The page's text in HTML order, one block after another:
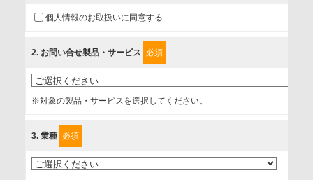
に取扱い、これらで定める範囲内で、サービスの提供やご案
内等のために利用させていただいております。
情報を提供されるお客様（本人）に対して、情報の収集目
的、管理者、提供の有無、情報提供の任意性や権利について
確認し、当社への情報提供がお客様の懸念にならないよう
上げます。
個人情報のお取扱いに同意する
2. お問い合せ製品・サービス 必須
※対象の製品・サービスを選択してください。
3. 業種 必須